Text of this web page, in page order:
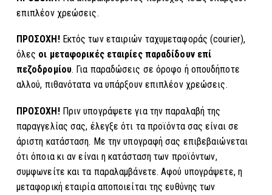
επιπλέον χρεώσεις.
ΠΡΟΣΟΧΗ!Εκτός των εταιριών ταχυμεταφοράς (courier),
όλες οι μεταφορικές εταιρίες παραδίδουν επί
πεζοδρομίου. Για παραδώσεις σε όροφο ή οπουδήποτε
αλλού, πιθανότατα να υπάρξουν επιπλέον χρεώσεις.
ΠΡΟΣΟΧΗ! Πριν υπογράψετε για την παραλαβή της
παραγγελίας σας, έλεγξε ότι τα προϊόντα σας είναι σε
άριστη κατάσταση. Με την υπογραφή σας επιβεβαιώνεται
ότι όποια κι αν είναι η κατάσταση των προϊόντων,
συμφωνείτε και τα παραλαμβάνετε. Αφού υπογράψετε, η
μεταφορική εταιρία αποποιείται της ευθύνης των